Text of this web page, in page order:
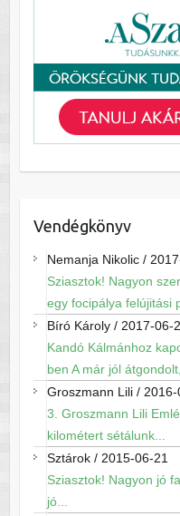
Vendégkönyv
Nemanja Nikolic/
Sziasztok! Nagyon
egy focipálya felújitási
Bíró Károly/ 2017-06-
Kandó Kálmánhoz
ben A már jól
Groszmann Lili/
3. Groszmann Lili
kilométert sétálunk...
Sztárok/ 2015-06-21
Sziasztok! Nagyon jó
jó...